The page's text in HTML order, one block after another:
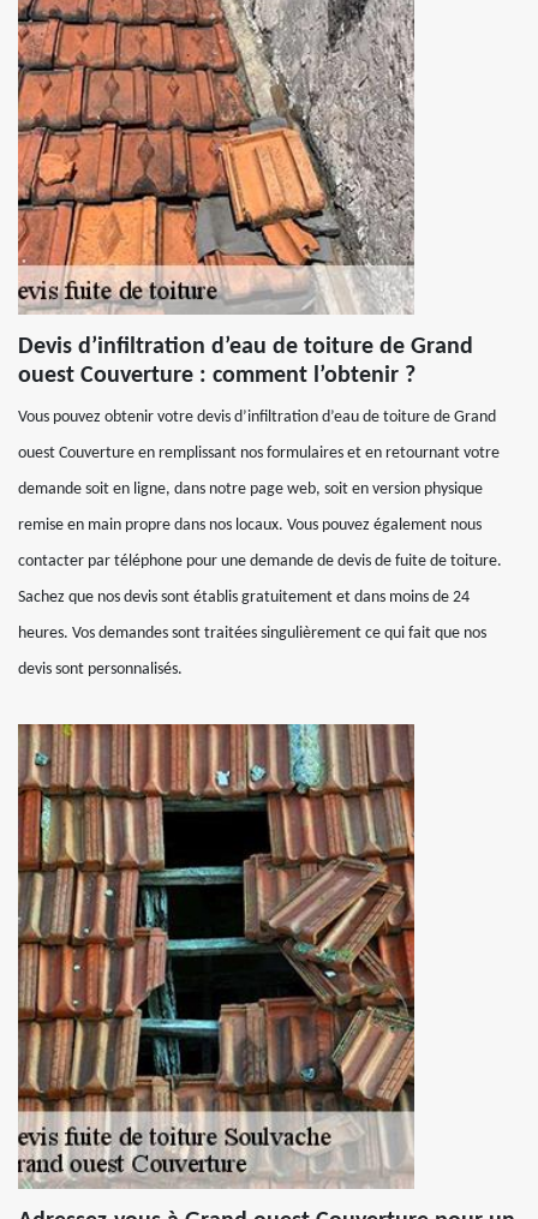
Devis d’infiltration d’eau de toiture de Grand
ouest Couverture : comment l’obtenir ?
Vous pouvez obtenir votre devis d’infiltration d’eau de toiture de Grand
ouest Couverture en remplissant nos formulaires et en retournant votre
demande soit en ligne, dans notre page web, soit en version physique
remise en main propre dans nos locaux. Vous pouvez également nous
contacter par téléphone pour une demande de devis de fuite de toiture.
Sachez que nos devis sont établis gratuitement et dans moins de 24
heures. Vos demandes sont traitées singulièrement ce qui fait que nos
devis sont personnalisés.